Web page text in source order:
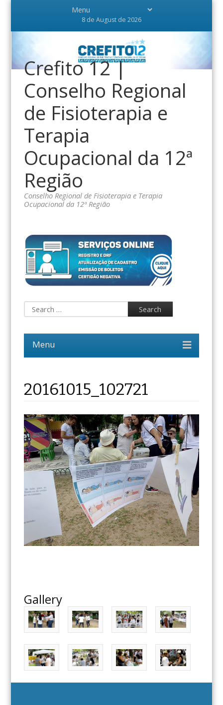
8 de August de 2026
Crefito 12 |
Conselho Regional
de Fisioterapia e
Terapia
Ocupacional da 12ª
Região
Conselho Regional de Fisioterapia e Terapia
Ocupacional da 12ª Região
20161015_102721
Gallery